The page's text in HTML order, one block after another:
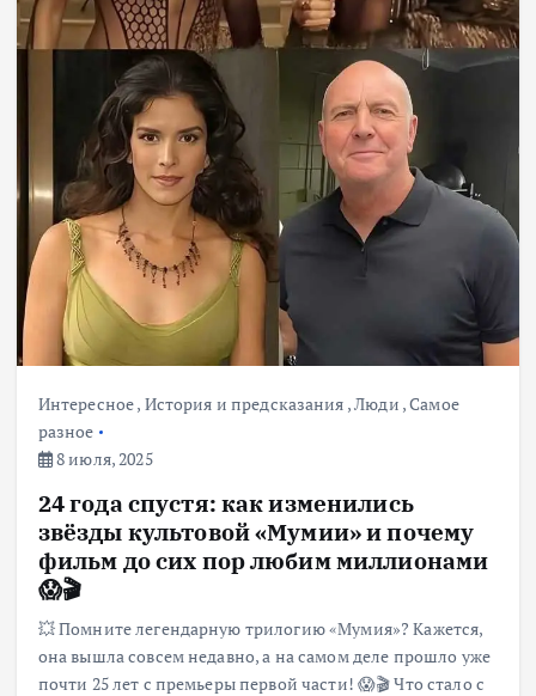
Интересное, История и предсказания ,Люди ,Самое
разное
8 июля, 2025
24 года спустя: как изменились
звёзды культовой «Мумии» и почему
фильм до сих пор любим миллионами
😱🎬
💥 Помните легендарную трилогию «Мумия»? Кажется,
она вышла совсем недавно, а на самом деле прошло уже
почти 25 лет с премьеры первой части! 😱🎬 Что стало с